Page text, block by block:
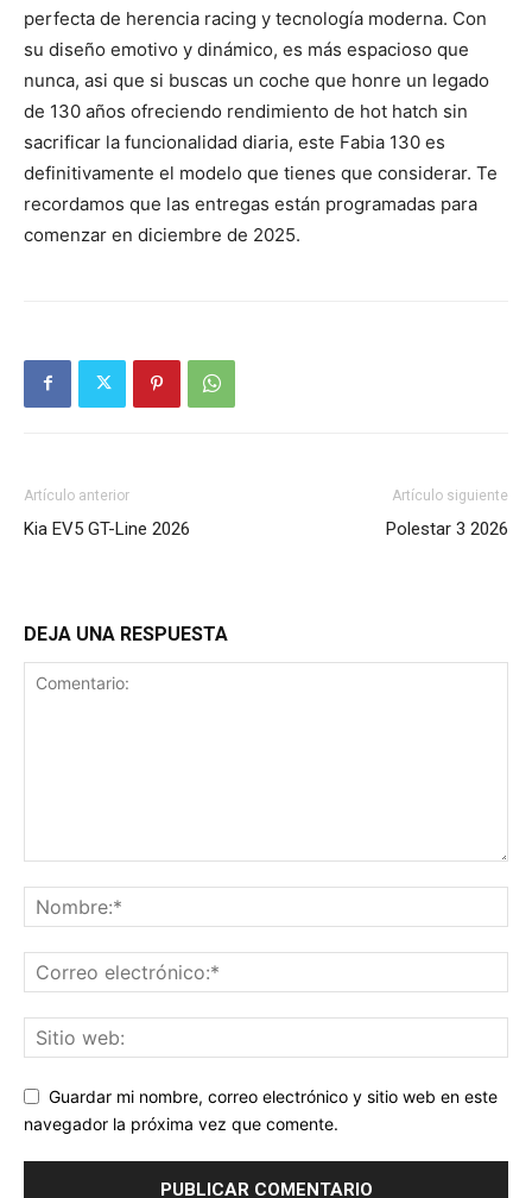
perfecta de herencia racing y tecnología moderna. Con
su diseño emotivo y dinámico, es más espacioso que
nunca, asi que si buscas un coche que honre un legado
de 130 años ofreciendo rendimiento de hot hatch sin
sacrificar la funcionalidad diaria, este Fabia 130 es
definitivamente el modelo que tienes que considerar. Te
recordamos que las entregas están programadas para
comenzar en diciembre de 2025.
Artículo anterior
Kia EV5 GT-Line 2026
Artículo siguiente
Polestar 3 2026
DEJA UNA RESPUESTA
Guardar mi nombre, correo electrónico y sitio web en este
navegador la próxima vez que comente.